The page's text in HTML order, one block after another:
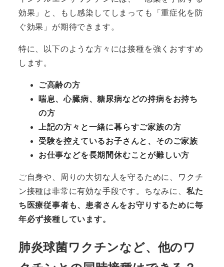
効果」と、もし感染してしまっても「重症化を防
ぐ効果」が期待できます。
特に、以下のような方々には接種を強くおすすめ
します。
ご高齢の方
喘息、心臓病、糖尿病などの持病をお持ち
の方
上記の方々と一緒に暮らすご家族の方
受験を控えているお子さんと、そのご家族
お仕事などを長期間休むことが難しい方
ご自身や、周りの大切な人を守るために、ワクチ
ン接種は非常に有効な手段です。ちなみに、 私た
ち医療従事者も、患者さんをお守りするために毎
年必ず接種しています。
肺炎球菌ワクチンなど、他のワ